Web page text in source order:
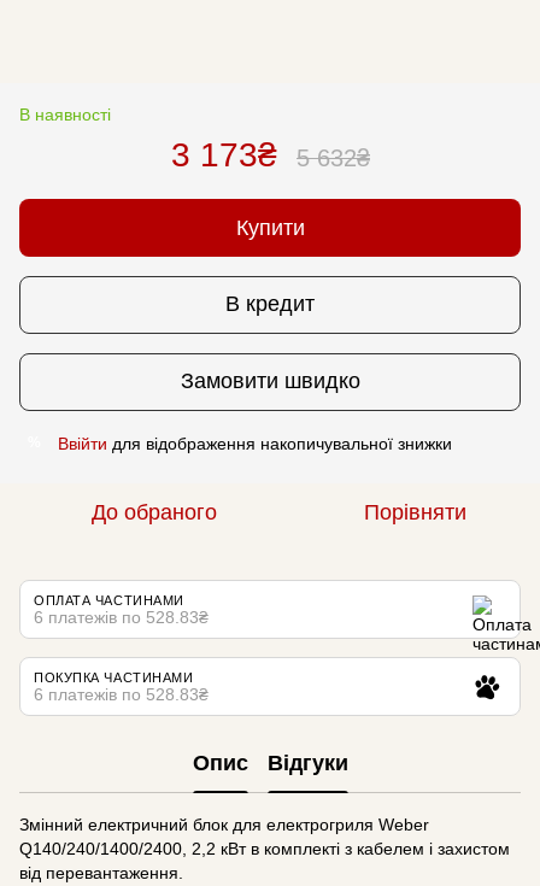
В наявності
3 173₴ 5 632₴
Купити
В кредит
Замовити швидко
Ввійти для відображення накопичувальної знижки
До обраного Порівняти
ОПЛАТА ЧАСТИНАМИ
6 платежів по 528.83₴
ПОКУПКА ЧАСТИНАМИ
6 платежів по 528.83₴
Опис Відгуки
Змінний електричний блок для електрогриля Weber
Q140/240/1400/2400, 2,2 кВт в комплекті з кабелем і захистом
від перевантаження.